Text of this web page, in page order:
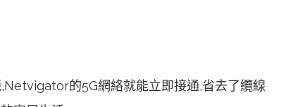
的5G網絡就能立即接通,省去了纜線